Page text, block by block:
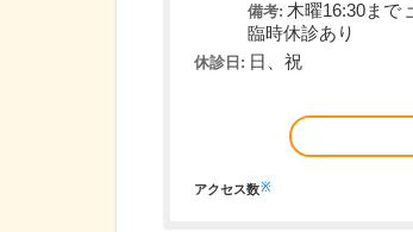
備考: 木曜16:30まで
臨時休診あり
休診日: 日、祝
アクセス数※